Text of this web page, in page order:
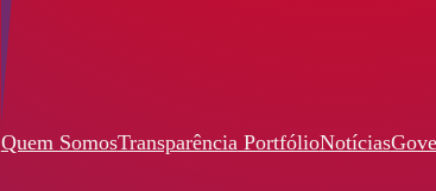
Quem SomosTransparência PortfólioNotícias